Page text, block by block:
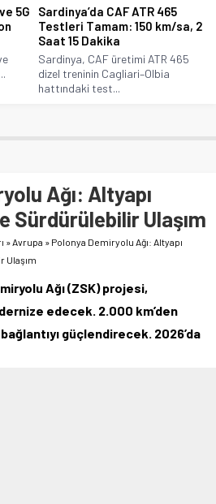
5G
Sardinya’da CAF ATR 465
Testleri Tamam: 150 km/sa, 2
Saat 15 Dakika
Sardinya, CAF üretimi ATR 465
dizel treninin Cagliari–Olbia
hattındaki test...
Ağı: Altyapı
Sürdürülebilir Ulaşım
»Avrupa » Polonya Demiryolu Ağı: Altyapı
Ulaşım
Ağı (ZSK) projesi,
edecek. 2.000 km’den
güçlendirecek. 2026’da